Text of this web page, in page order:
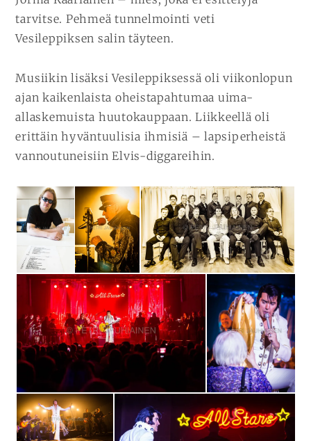
tarvitse. Pehmeä tunnelmointi veti
Vesileppiksen salin täyteen.
Musiikin lisäksi Vesileppiksessä oli viikonlopun
ajan kaikenlaista oheistapahtumaa uima-
allaskemuista huutokauppaan. Liikkeellä oli
erittäin hyväntuulisia ihmisiä – lapsiperheistä
vannoutuneisiin Elvis-diggareihin.